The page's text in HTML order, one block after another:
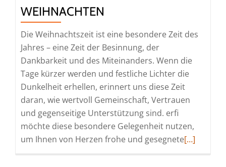
WEIHNACHTEN
Die Weihnachtszeit ist eine besondere Zeit des
Jahres – eine Zeit der Besinnung, der
Dankbarkeit und des Miteinanders. Wenn die
Tage kürzer werden und festliche Lichter die
Dunkelheit erhellen, erinnert uns diese Zeit
daran, wie wertvoll Gemeinschaft, Vertrauen
und gegenseitige Unterstützung sind. erfi
möchte diese besondere Gelegenheit nutzen,
um Ihnen von Herzen frohe und gesegneteRead
[…]